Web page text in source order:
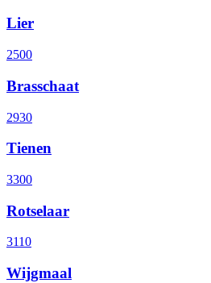
Lier
2500
Brasschaat
2930
Tienen
3300
Rotselaar
3110
Wijgmaal